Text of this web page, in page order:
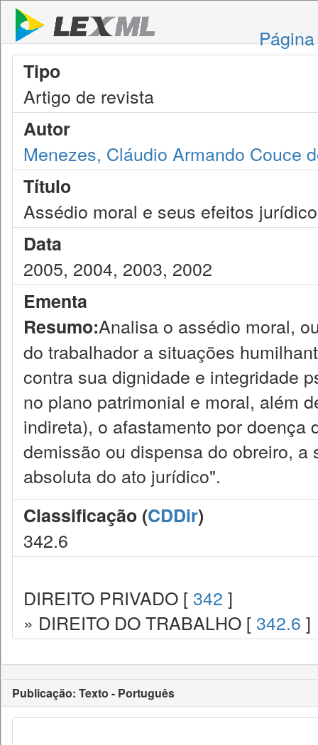
Tipo
Artigo de revista
Autor
Menezes, Cláudio Armando Couce
Título
Assédio moral e seus efeitos
Data
2005, 2004, 2003, 2002
Ementa
Resumo:Analisa o assédio moral,
do trabalhador a situações
contra sua dignidade e integridade
no plano patrimonial e moral, além
indireta), o afastamento por doença
demissão ou dispensa do obreiro,
absoluta do ato jurídico".
Classificação (CDDir)
342.6
DIREITO PRIVADO [ 342 ]
» DIREITO DO TRABALHO [ 342.6 ]
Publicação: Texto - Português